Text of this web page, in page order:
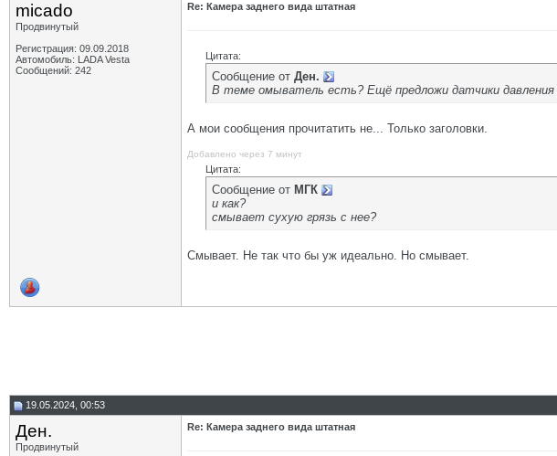
micado
Продвинутый
Регистрация: 09.09.2018
Автомобиль: LADA Vesta
Сообщений: 242
Re: Камера заднего вида штатная
Цитата:
Сообщение от Ден.
В теме омыватель есть? Ещё предложи датчики давления
А мои сообщения прочитатить не... Только заголовки.
Добавлено через 7 минут
Цитата:
Сообщение от МГК
и как?
смывает сухую грязь с нее?
Смывает. Не так что бы уж идеально. Но смывает.
19.05.2024, 00:53
Ден.
Продвинутый
Re: Камера заднего вида штатная